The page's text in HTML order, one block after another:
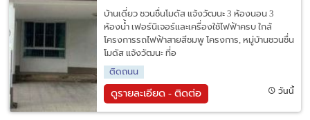
บ้านเดี่ยว ชวนชื่นโมดัส แจ้งวัฒนะ 3 ห้องนอน 3
ห้องน้ำ เฟอร์นิเจอร์และเครื่องใช้ไฟฟ้าครบ ใกล้
โครงการรถไฟฟ้าสายสีชมพู โครงการ, หมู่บ้านชวนชื่น
โมดัส แจ้งวัฒนะ ที่อ
ติดถนน
ดูรายละเอียด - ติดต่อ วันนี้